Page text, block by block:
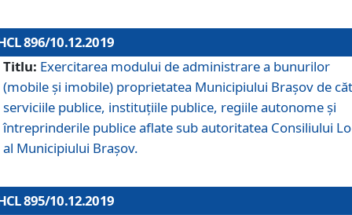
896/10.12.2019
Titlu: Exercitarea modului de administrare a bunurilor
(mobile și imobile) proprietatea Municipiului Brașov de
serviciile publice, instituțiile publice, regiile autonome și
întreprinderile publice aflate sub autoritatea Consiliului
al Municipiului Brașov.
895/10.12.2019